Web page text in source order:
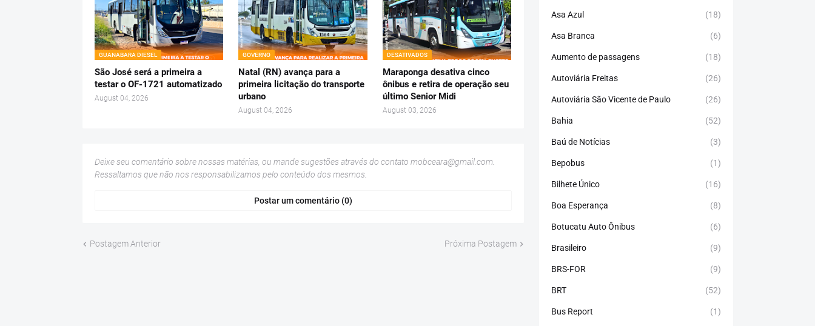
GUANABARA DIESEL
São José será a primeira a
testar o OF-1721 automatizado
August 04, 2026
GOVERNO
Natal (RN) avança para a
primeira licitação do transporte
urbano
August 04, 2026
DESATIVADOS
Maraponga desativa cinco
ônibus e retira de operação seu
último Senior Midi
August 03, 2026
Deixe seu comentário sobre nossas matérias, ou mande sugestões através do contato mobceara@gmail.com
Ressaltamos que não nos responsabilizamos pelo conteúdo dos mesmos.
Postar um comentário (0)
Postagem Anterior Próxima Postagem
Asa Azul (18)
Asa Branca (6)
Aumento de passagens (18)
Autoviária Freitas (26)
Autoviária São Vicente de Paulo (26)
Bahia (52)
Baú de Notícias (3)
Bepobus (1)
Bilhete Único (16)
Boa Esperança (8)
Botucatu Auto Ônibus (6)
Brasileiro (9)
BRS-FOR (9)
BRT (52)
Bus Report (1)